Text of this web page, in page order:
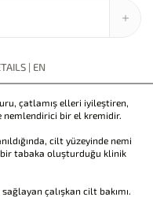
| EN
çatlamış elleri iyileştiren,
bir el kremidir.
cilt yüzeyinde nemi
tabaka oluşturduğu klinik
çalışkan cilt bakımı.